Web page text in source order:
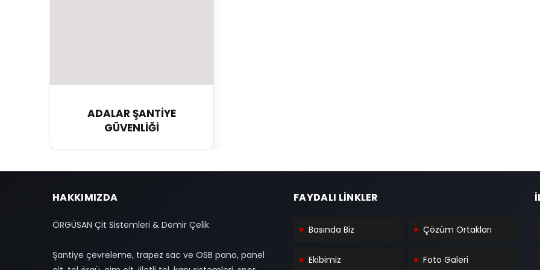
ADALAR ŞANTİYE
GÜVENLİĞİ
HAKKIMIZDA
ÖRGÜSAN Çit Sistemleri & Demir Çelik
Şantiye çevreleme, trapez sac ve OSB pano, panel
FAYDALI LİNKLER
Basında Biz Çözüm Ortakları
Ekibimiz Foto Galeri